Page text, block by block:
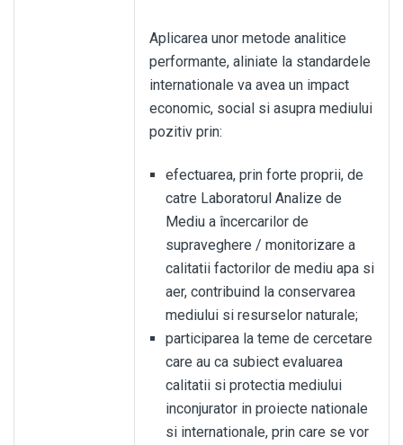
Aplicarea unor metode analitice
performante, aliniate la standardele
internationale va avea un impact
economic, social si asupra mediului
pozitiv prin:
efectuarea, prin forte proprii, de
catre Laboratorul Analize de
Mediu a încercarilor de
supraveghere / monitorizare a
calitatii factorilor de mediu apa si
aer, contribuind la conservarea
mediului si resurselor naturale;
participarea la teme de cercetare
care au ca subiect evaluarea
calitatii si protectia mediului
inconjurator in proiecte nationale
si internationale, prin care se vor